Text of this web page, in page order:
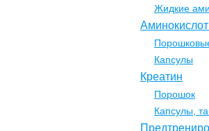
Жидкие
Капсулы
Креатин
Порошок
Капсулы,